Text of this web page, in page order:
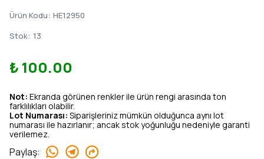
Ürün Kodu: HE12950
Stok: 13
₺ 100.00
Not: Ekranda görünen renkler ile ürün rengi arasında ton
farklılıkları olabilir.
Lot Numarası: Siparişleriniz mümkün olduğunca aynı lot
numarası ile hazırlanır; ancak stok yoğunluğu nedeniyle garanti
verilemez.
Paylaş: